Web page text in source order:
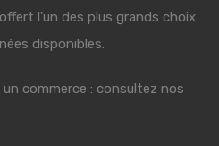
l'un des plus grands choix
disponibles.
commerce : consultez nos